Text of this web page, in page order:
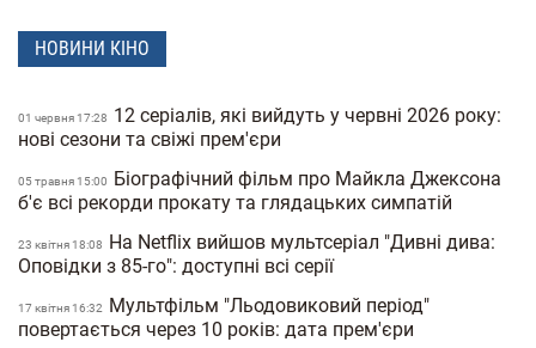
НОВИНИ КІНО
01 червня 17:28
12 серіалів, які вийдуть у червні 2026 року:
нові сезони та свіжі прем'єри
05 травня 15:00
Біографічний фільм про Майкла Джексона
б'є всі рекорди прокату та глядацьких симпатій
23 квiтня 18:08
На Netflix вийшов мультсеріал "Дивні дива:
Оповідки з 85-го": доступні всі серії
17 квiтня 16:32
Мультфільм "Льодовиковий період"
повертається через 10 років: дата прем'єри